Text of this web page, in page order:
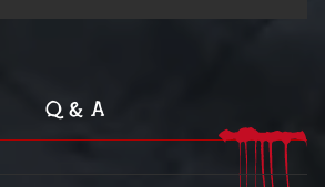
Ｑ＆Ａ